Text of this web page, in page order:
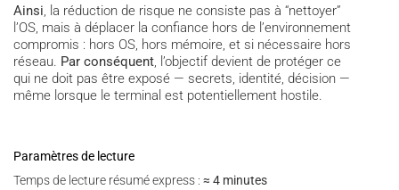
Ainsi , la réduction de risque ne consiste pas à “nettoyer”
l’OS, mais à déplacer la confiance hors de l’environnement
compromis : hors OS, hors mémoire, et si nécessaire hors
réseau. Par conséquent , l’objectif devient de protéger ce
qui ne doit pas être exposé — secrets, identité, décision —
même lorsque le terminal est potentiellement hostile.
Paramètres de lecture
Temps de lecture résumé express : ≈ 4 minutes